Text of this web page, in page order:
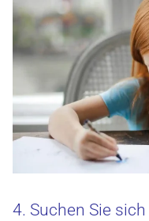
4. Suchen Sie